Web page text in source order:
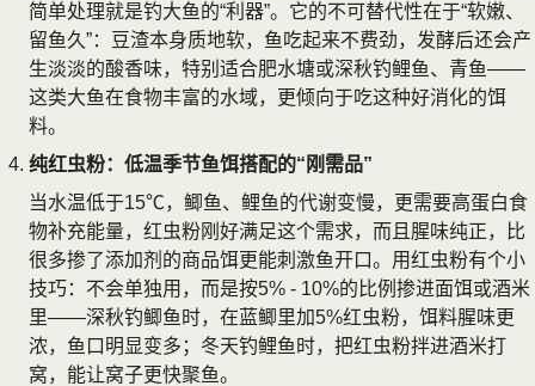
简单处理就是钓大鱼的“利器”。它的不可替代性在于“软嫩、
留鱼久”：豆渣本身质地软，鱼吃起来不费劲，发酵后还会产
生淡淡的酸香味，特别适合肥水塘或深秋钓鲤鱼、青鱼——
这类大鱼在食物丰富的水域，更倾向于吃这种好消化的饵
料。
纯红虫粉：低温季节鱼饵搭配的“刚需品”
当水温低于15℃，鲫鱼、鲤鱼的代谢变慢，更需要高蛋白食
物补充能量，红虫粉刚好满足这个需求，而且腥味纯正，比
很多掺了添加剂的商品饵更能刺激鱼开口。用红虫粉有个小
技巧：不会单独用，而是按5% - 10%的比例掺进面饵或酒米
里——深秋钓鲫鱼时，在蓝鲫里加5%红虫粉，饵料腥味更
浓，鱼口明显变多；冬天钓鲤鱼时，把红虫粉拌进酒米打
窝，能让窝子更快聚鱼。